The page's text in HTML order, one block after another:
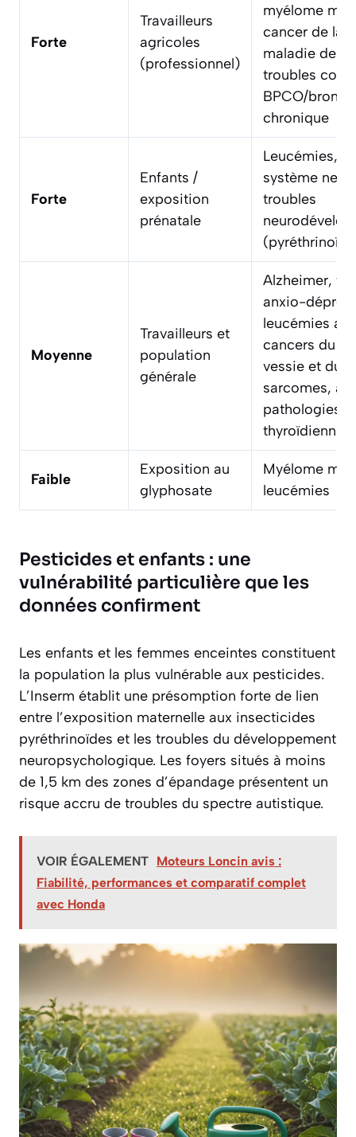
Forte
Travailleurs
agricoles
(professionnel)
myélome
cancer de la
maladie de
troubles
BPCO/
chronique
Forte
Enfants /
exposition
prénatale
Leucémies,
système
troubles
Moyenne
Travailleurs et
population
générale
Alzheimer,
anxio-
leucémies
cancers du
vessie et du
sarcomes,
pathologies
thyroïdiennes
Faible
Exposition au
glyphosate
Myélome
leucémies
Pesticides et enfants : une
vulnérabilité particulière que les
données confirment
Les enfants et les femmes enceintes constituent
la population la plus vulnérable aux pesticides.
L’Inserm établit une présomption forte de lien
entre l’exposition maternelle aux insecticides
pyréthrinoïdes et les troubles du développement
neuropsychologique. Les foyers situés à moins
de 1,5 km des zones d’épandage présentent un
risque accru de troubles du spectre autistique.
VOIR ÉGALEMENT Moteurs Loncin avis :
Fiabilité, performances et comparatif complet
avec Honda